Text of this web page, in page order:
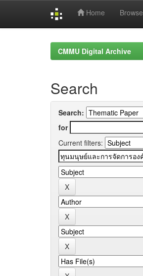
Home Browse
CMMU Digital Archive
Search
Search:
for
Current filters: